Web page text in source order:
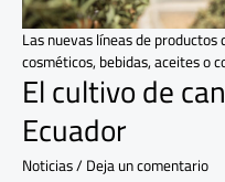
El cultivo de
Ecuador
Noticias/Deja un comentario
Las nuevas líneas de
cosméticos, bebidas, aceites o